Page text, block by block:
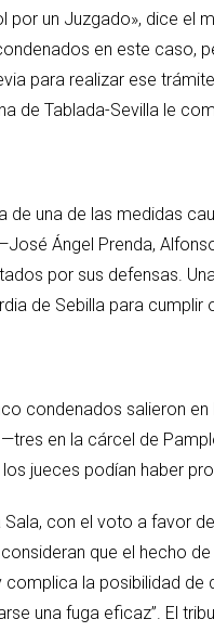
por un Juzgado», dice el
en este caso,
para realizar ese
de Tablada-Sevilla le
de una de las medidas
Ángel Prenda,
por sus defensas.
de Sebilla para cumplir
condenados salieron
en la cárcel de
los jueces podían haber
Sala, con el voto a favor
que el hecho
complica la posibilidad de
una fuga eficaz”. El